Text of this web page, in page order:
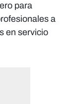
para
a
en servicio